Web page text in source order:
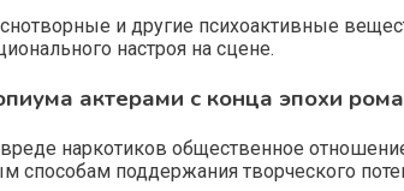
и другие психоактивные
настроя на сцене.
актерами с конца эпохи
наркотиков общественное
способам поддержания творческого